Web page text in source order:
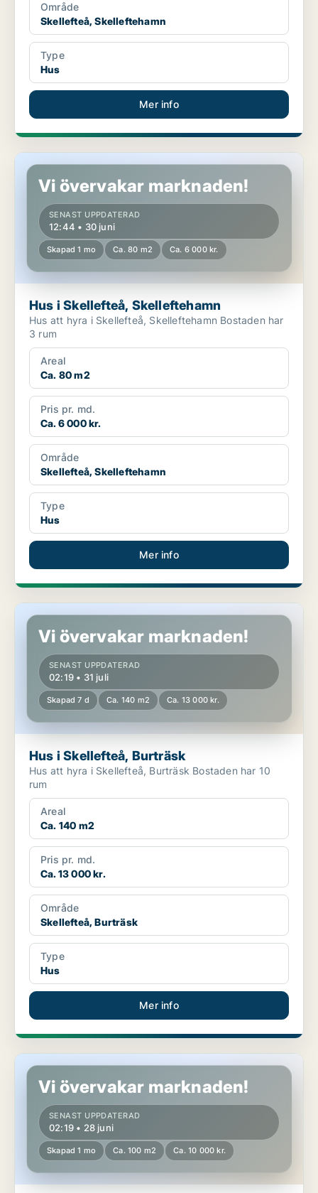
Område
Skellefteå, Skelleftehamn
Type
Hus
Mer info
Hus i Skellefteå, Skelleftehamn
Vi övervakar marknaden!
SENAST UPPDATERAD
12:44 • 30 juni
Skapad 1 mo Ca. 80 m2 Ca. 6 000 kr.
Hus i Skellefteå, Skelleftehamn
Hus att hyra i Skellefteå, Skelleftehamn Bostaden har
3 rum
Areal
Ca. 80 m2
Pris pr. md.
Ca. 6 000 kr.
Område
Skellefteå, Skelleftehamn
Type
Hus
Mer info
Hus i Skellefteå, Burträsk
Vi övervakar marknaden!
SENAST UPPDATERAD
02:19 • 31 juli
Skapad 7 d Ca. 140 m2 Ca. 13 000 kr.
Hus i Skellefteå, Burträsk
Hus att hyra i Skellefteå, Burträsk Bostaden har 10
rum
Areal
Ca. 140 m2
Pris pr. md.
Ca. 13 000 kr.
Område
Skellefteå, Burträsk
Type
Hus
Mer info
Hus i Skellefteå
Vi övervakar marknaden!
SENAST UPPDATERAD
02:19 • 28 juni
Skapad 1 mo Ca. 100 m2 Ca. 10 000 kr.